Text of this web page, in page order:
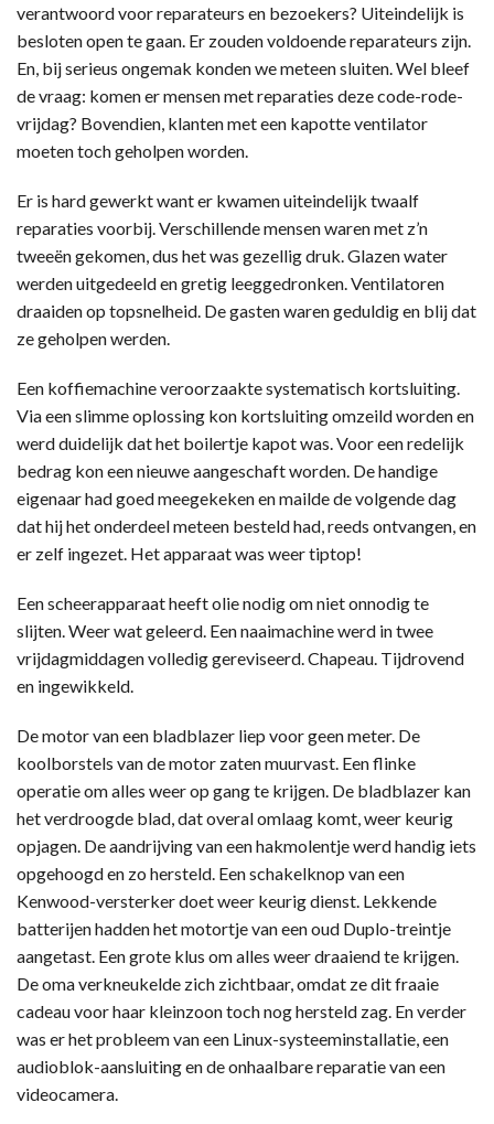
verantwoord voor reparateurs en bezoekers? Uiteindelijk is
besloten open te gaan. Er zouden voldoende reparateurs zijn.
En, bij serieus ongemak konden we meteen sluiten. Wel bleef
de vraag: komen er mensen met reparaties deze code-rode-
vrijdag? Bovendien, klanten met een kapotte ventilator
moeten toch geholpen worden.
Er is hard gewerkt want er kwamen uiteindelijk twaalf
reparaties voorbij. Verschillende mensen waren met z’n
tweeën gekomen, dus het was gezellig druk. Glazen water
werden uitgedeeld en gretig leeggedronken. Ventilatoren
draaiden op topsnelheid. De gasten waren geduldig en blij dat
ze geholpen werden.
Een koffiemachine veroorzaakte systematisch kortsluiting.
Via een slimme oplossing kon kortsluiting omzeild worden en
werd duidelijk dat het boilertje kapot was. Voor een redelijk
bedrag kon een nieuwe aangeschaft worden. De handige
eigenaar had goed meegekeken en mailde de volgende dag
dat hij het onderdeel meteen besteld had, reeds ontvangen, en
er zelf ingezet. Het apparaat was weer tiptop!
Een scheerapparaat heeft olie nodig om niet onnodig te
slijten. Weer wat geleerd. Een naaimachine werd in twee
vrijdagmiddagen volledig gereviseerd. Chapeau. Tijdrovend
en ingewikkeld.
De motor van een bladblazer liep voor geen meter. De
koolborstels van de motor zaten muurvast. Een flinke
operatie om alles weer op gang te krijgen. De bladblazer kan
het verdroogde blad, dat overal omlaag komt, weer keurig
opjagen. De aandrijving van een hakmolentje werd handig iets
opgehoogd en zo hersteld. Een schakelknop van een
Kenwood-versterker doet weer keurig dienst. Lekkende
batterijen hadden het motortje van een oud Duplo-treintje
aangetast. Een grote klus om alles weer draaiend te krijgen.
De oma verkneukelde zich zichtbaar, omdat ze dit fraaie
cadeau voor haar kleinzoon toch nog hersteld zag. En verder
was er het probleem van een Linux-systeeminstallatie, een
audioblok-aansluiting en de onhaalbare reparatie van een
videocamera.